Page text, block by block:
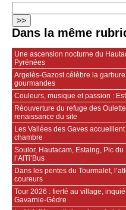
Dans la même
Une ascension nocturne du
Pyrénées
Argelès-Gazost célèbre la
gourmandes
Couleurs, musique et passion :
Réouverture du refuge des
renaissance du site
Les Vallées des Gaves
chambre
Soulor, Hautacam, Estaing, Pic
l’AlTi’Bus
Dans les pentes du Tourmalet,
coureurs
Tour 2026 : fierté au village,
Gavarnie‑Gèdre